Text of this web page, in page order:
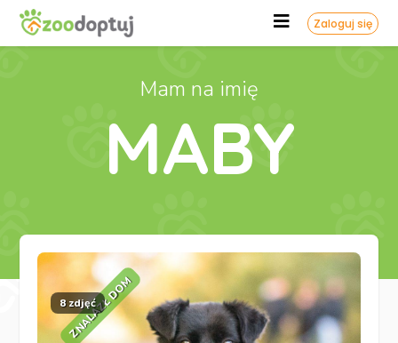
Zaloguj się
Mam na imię
MABY
ZNALAZŁ DOM
8 zdjęć